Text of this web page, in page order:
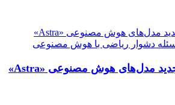
OpenAI از خانواده جدید مدل‌های هوش مصنوعی «Astra»